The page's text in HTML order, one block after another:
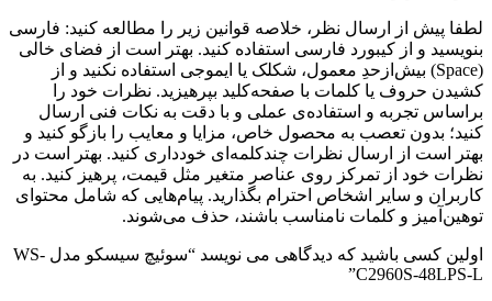
لطفا پیش از ارسال نظر، خلاصه قوانین زیر را مطالعه کنید: فارسی
بنویسید و از کیبورد فارسی استفاده کنید. بهتر است از فضای خالی
(Space) بیش‌از‌حدِ معمول، شکلک یا ایموجی استفاده نکنید و از
کشیدن حروف یا کلمات با صفحه‌کلید بپرهیزید. نظرات خود را
براساس تجربه و استفاده‌ی عملی و با دقت به نکات فنی ارسال
کنید؛ بدون تعصب به محصول خاص، مزایا و معایب را بازگو کنید و
بهتر است از ارسال نظرات چندکلمه‌‌ای خودداری کنید. بهتر است در
نظرات خود از تمرکز روی عناصر متغیر مثل قیمت، پرهیز کنید. به
کاربران و سایر اشخاص احترام بگذارید. پیام‌هایی که شامل محتوای
توهین‌آمیز و کلمات نامناسب باشند، حذف می‌شوند.
اولین کسی باشید که دیدگاهی می نویسد “سوئیچ سیسکو مدل WS-
C2960S-48LPS-L”